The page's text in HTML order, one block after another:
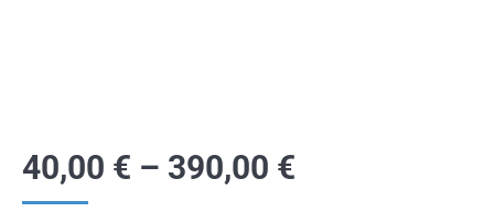
40,00 € – 390,00 €